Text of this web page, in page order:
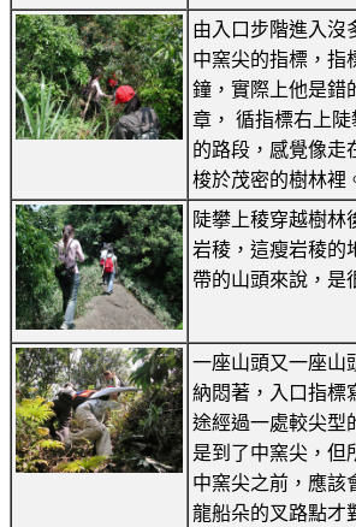
由入口步階進入沒
中窯尖的指標，指
鐘，實際上他是錯
章， 循指標右上
的路段，感覺像走
梭於茂密的樹林裡
陡攀上稜穿越樹林
岩稜，這瘦岩稜的
帶的山頭來說，是
一座山頭又一座山
納悶著，入口指標
途經過一處較尖型
是到了中窯尖，但
中窯尖之前，應該
龍船朵的叉路點才